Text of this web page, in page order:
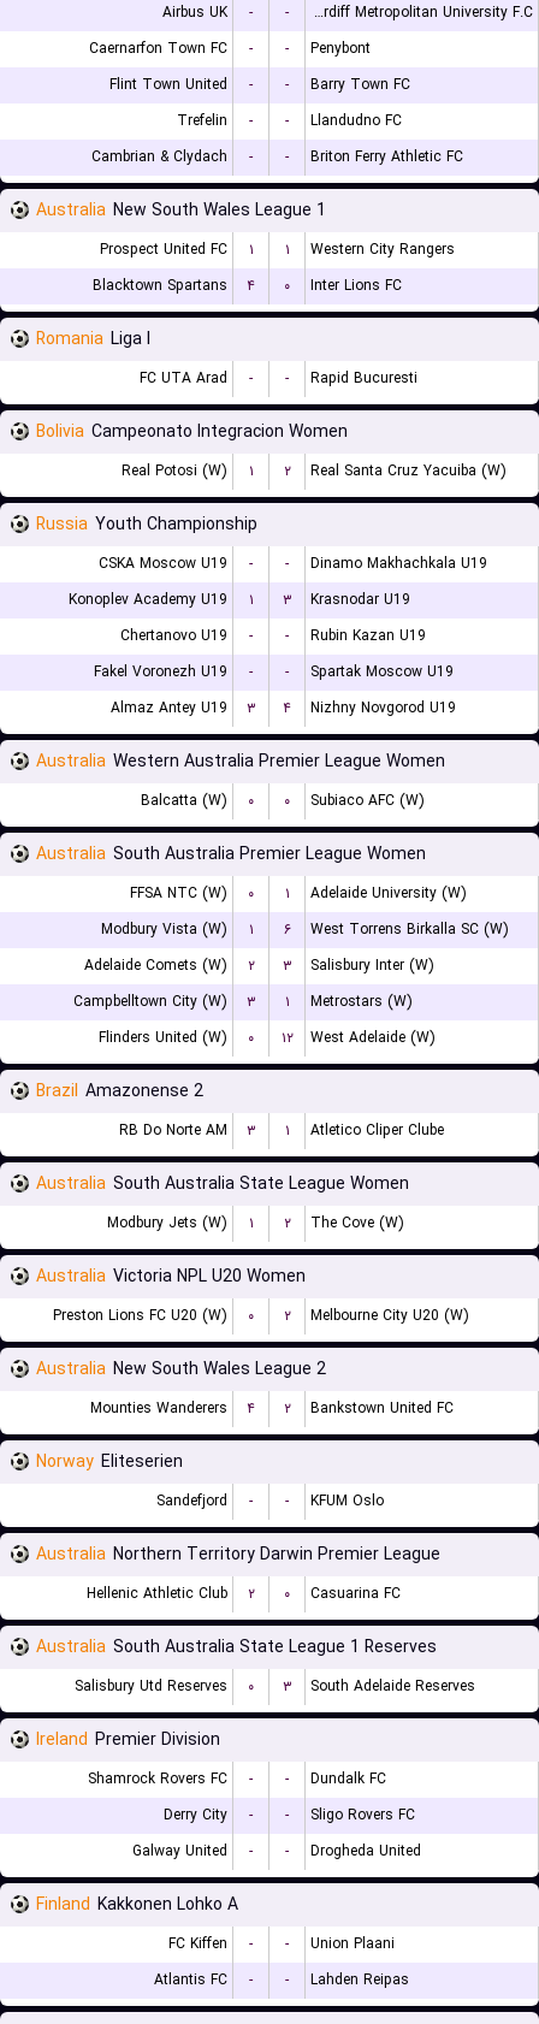
Airbus UK
- -
Cardiff Metropolitan University F.C.
Caernarfon Town FC
- -
Penybont
Flint Town United
- -
Barry Town FC
Trefelin
- -
Llandudno FC
Cambrian & Clydach
- - Briton Ferry Athletic FC
Australia New South Wales League 1
Prospect United FC ۱ ۱
Western City Rangers
Blacktown Spartans
۴ ۰ Inter Lions FC
Romania Liga I
FC UTA Arad - - Rapid Bucuresti
Bolivia Campeonato Integracion Women
Real Potosi (W) ۱ ۲ Real Santa Cruz Yacuiba (W)
Russia Youth Championship
CSKA Moscow U19 - -
Dinamo Makhachkala U19
Konoplev Academy U19
۱ ۳
Krasnodar U19
Chertanovo U19
- -
Rubin Kazan U19
Fakel Voronezh U19
- -
Spartak Moscow U19
Almaz Antey U19
۳ ۴ Nizhny Novgorod U19
Australia Western Australia Premier League Women
Balcatta (W) ۰ ۰ Subiaco AFC (W)
Australia South Australia Premier League Women
FFSA NTC (W) ۰ ۱
Adelaide University (W)
Modbury Vista (W)
۱ ۶
West Torrens Birkalla SC (W)
Adelaide Comets (W)
۲ ۳
Salisbury Inter (W)
Campbelltown City (W)
۳ ۱
Metrostars (W)
Flinders United (W)
۰ ۱۲ West Adelaide (W)
Brazil Amazonense 2
RB Do Norte AM ۳ ۱ Atletico Cliper Clube
Australia South Australia State League Women
Modbury Jets (W) ۱ ۲ The Cove (W)
Australia Victoria NPL U20 Women
Preston Lions FC U20 (W) ۰ ۲ Melbourne City U20 (W)
Australia New South Wales League 2
Mounties Wanderers ۴ ۲ Bankstown United FC
Norway Eliteserien
Sandefjord - - KFUM Oslo
Australia Northern Territory Darwin Premier League
Hellenic Athletic Club ۲ ۰ Casuarina FC
Australia South Australia State League 1 Reserves
Salisbury Utd Reserves ۰ ۳ South Adelaide Reserves
Ireland Premier Division
Shamrock Rovers FC - -
Dundalk FC
Derry City
- -
Sligo Rovers FC
Galway United
- - Drogheda United
Finland Kakkonen Lohko A
FC Kiffen - -
Union Plaani
Atlantis FC
- - Lahden Reipas